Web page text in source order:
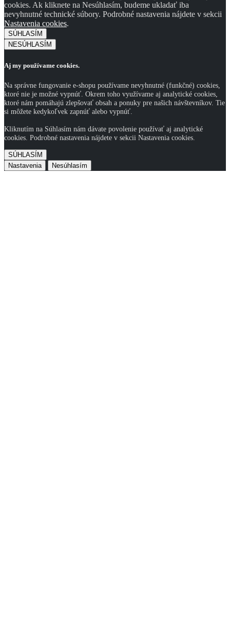
cookies. Ak kliknete na Nesúhlasím, budeme ukladať iba
nevyhnutné technické súbory. Podrobné nastavenia nájdete v sekcii
Nastavenia cookies.
SÚHLASÍM
NESÚHLASÍM
Aj my používame cookies.
Na správne fungovanie e-shopu používame nevyhnutné (funkčné) cookies,
ktoré nie je možné vypnúť. Okrem toho využívame aj analytické cookies,
ktoré nám pomáhajú zlepšovať obsah a ponuky pre našich návštevníkov. Tie
si môžete kedykoľvek zapnúť alebo vypnúť.
Kliknutím na Súhlasím nám dávate povolenie používať aj analytické
cookies. Podrobné nastavenia nájdete v sekcii Nastavenia cookies.
SÚHLASÍM
Nastavenia
Nesúhlasím